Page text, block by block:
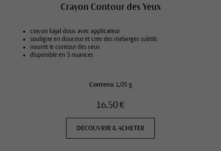
Crayon Contour des Yeux
crayon kajal doux avec applicateur
souligne en douceur et crée des mélanges subtils
nourrit le contour des yeux
disponible en 3 nuances
Contenu 1,05 g
16,50 €
DÉCOUVRIR & ACHETER